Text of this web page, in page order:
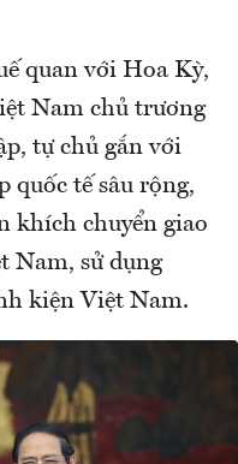
quan với Hoa Kỳ,
Nam chủ trương
tự chủ gắn với
quốc tế sâu rộng,
khích chuyển giao
Nam, sử dụng
kiện Việt Nam.